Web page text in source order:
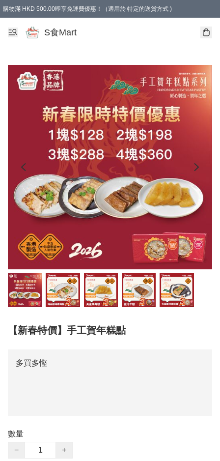
購物滿 HKD 500.00即享免運費優惠！（適用於 特定的送貨方式 )
S食Mart
【新春特價】手工賀年糕點
多買多慳
數量
−
+